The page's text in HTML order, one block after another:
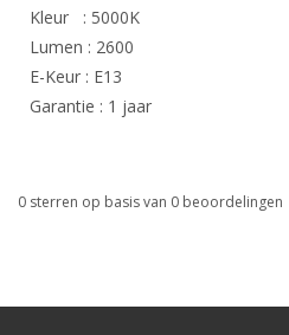
Kleur : 5000K
Lumen : 2600
E-Keur : E13
Garantie : 1 jaar
0 sterren op basis van 0 beoordelingen